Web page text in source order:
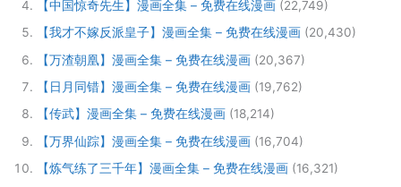
【中国惊奇先生】漫画全集 – 免费在线漫画 (22,749)
【我才不嫁反派皇子】漫画全集 – 免费在线漫画 (20,430)
【万渣朝凰】漫画全集 – 免费在线漫画 (20,367)
【日月同错】漫画全集 – 免费在线漫画 (19,762)
【传武】漫画全集 – 免费在线漫画 (18,214)
【万界仙踪】漫画全集 – 免费在线漫画 (16,704)
【炼气练了三千年】漫画全集 – 免费在线漫画 (16,321)